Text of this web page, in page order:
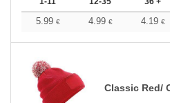
5.99 € 4.99 € 4.19 €
Classic Red/